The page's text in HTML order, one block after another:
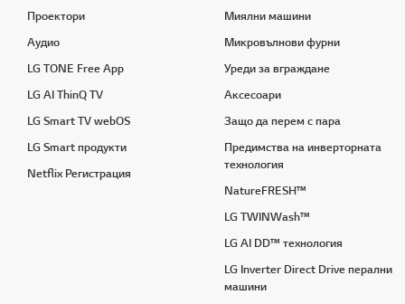
Проектори
Аудио
LG TONE Free App
LG AI ThinQ TV
LG Smart TV webOS
LG Smart продукти
Netflix Регистрация
Миялни машини
Микровълнови фурни
Уреди за вграждане
Аксесоари
Защо да перем с пара
Предимства на инверторната
технология
NatureFRESH™
LG TWINWash™
LG AI DD™ технология
LG Inverter Direct Drive перални
машини